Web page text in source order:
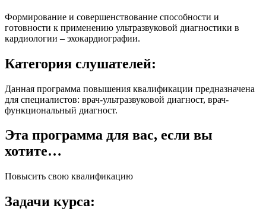
Формирование и совершенствование способности и
готовности к применению ультразвуковой диагностики в
кардиологии – эхокардиографии.
Категория слушателей:
Данная программа повышения квалификации предназначена
для специалистов: врач-ультразвуковой диагност, врач-
функциональный диагност.
Эта программа для вас, если вы
хотите…
Повысить свою квалификацию
Задачи курса: